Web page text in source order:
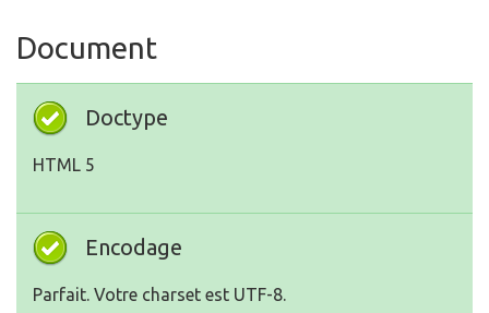
Document
Doctype
HTML 5
Encodage
Parfait. Votre charset est UTF-8.